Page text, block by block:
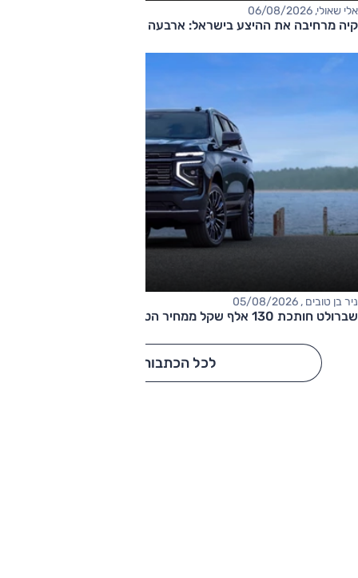
אלי שאולי, 06/08/2026
קיה מרחיבה את ההיצע בישראל: ארבעה דגמים חדשים בדרך
ניר בן טובים , 05/08/2026
שברולט חותכת 130 אלף שקל ממחיר הטאהו
לכל הכתבות